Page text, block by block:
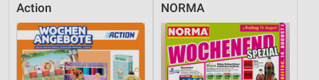
Action NORMA